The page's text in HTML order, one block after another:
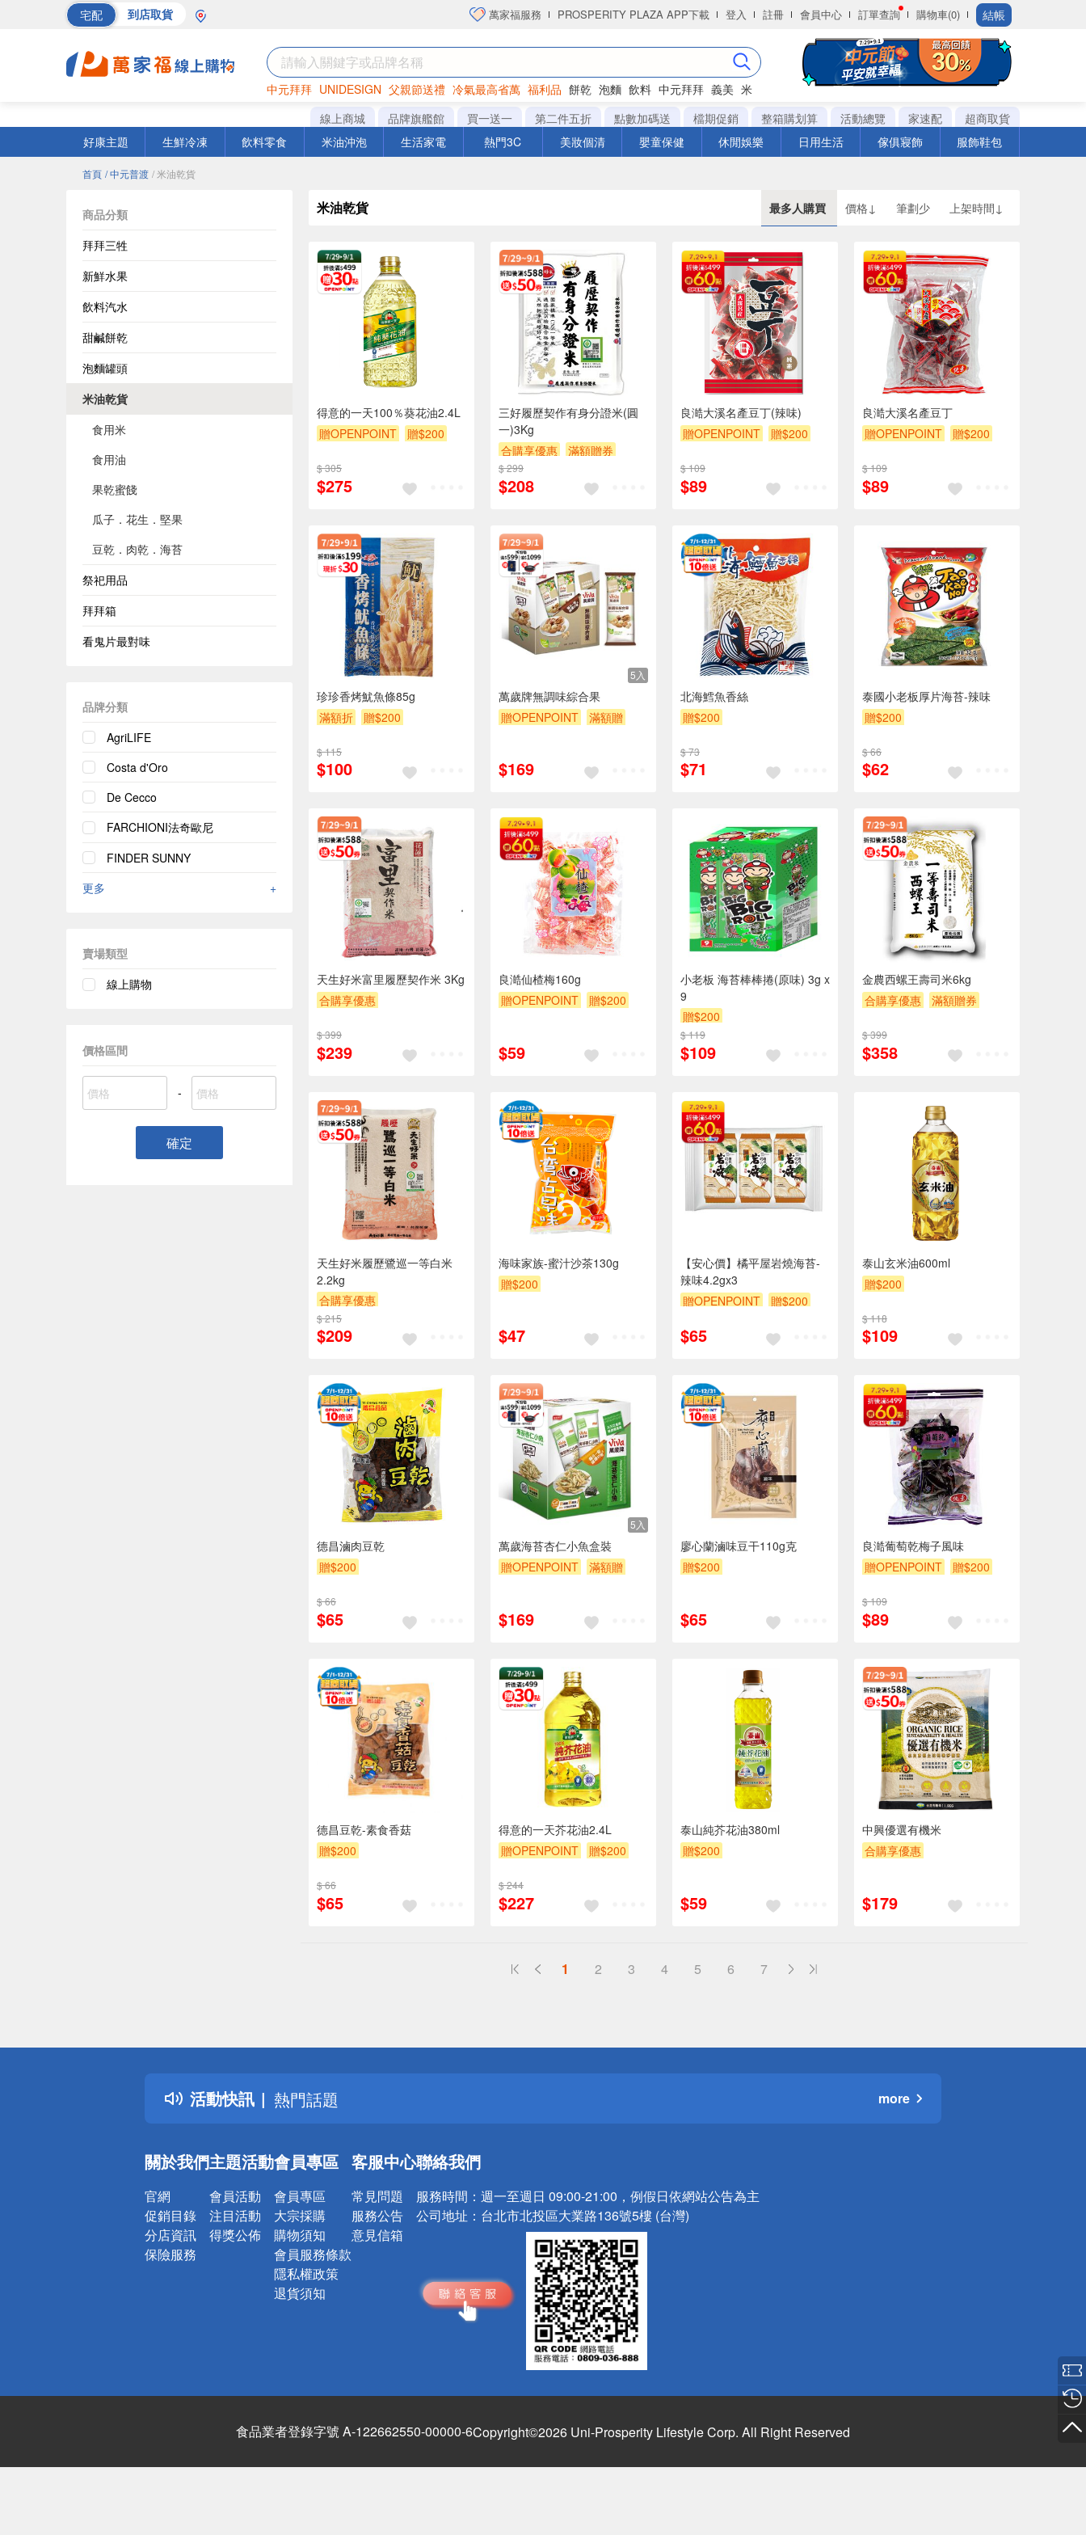
宅配 到店取貨 萬家福服務 PROSPERITY PLAZA APP下載 登入 註冊 會員中心 訂單查詢 購物車(0) 結帳
中元拜拜 UNIDESIGN 父親節送禮 冷氣最高省萬 福利品 餅乾 泡麵 飲料 中元拜拜 義美 米
罐頭 海苔 洋芋片
線上商城 品牌旗艦館 買一送一 第二件五折 點數加碼送 檔期促銷 整箱購划算 活動總覽 家速配
超商取貨
好康主題
生鮮冷凍 飲料零食 米油沖泡 生活家電 熱門3C 美妝個清 嬰童保健 休閒娛樂 日用生活 傢俱寢飾 服飾鞋包
首頁 / 中元普渡 / 米油乾貨
商品分類
拜拜三牲
新鮮水果
飲料汽水
甜鹹餅乾
泡麵罐頭
米油乾貨
食用米
食用油
果乾蜜餞
瓜子．花生．堅果
豆乾．肉乾．海苔
祭祀用品
拜拜箱
看鬼片最對味
品牌分類
AgriLIFE
Costa d'Oro
De Cecco
FARCHIONI法奇歐尼
FINDER SUNNY
更多
+
賣場類型
線上購物
價格區間
-
確定
米油乾貨 最多人購買 價格↓ 筆劃少 上架時間↓
得意的一天100％葵花油2.4L
贈OPENPOINT
贈$200
$ 305
$275
三好履歷契作有身分證米(圓
一)3Kg
合購享優惠
滿額贈券
贈$200
$ 299
$208
良澔大溪名產豆丁(辣味)
贈OPENPOINT
贈$200
$ 109
$89
良澔大溪名產豆丁
贈OPENPOINT
贈$200
$ 109
$89
珍珍香烤魷魚條85g
滿額折
贈$200
$ 115
$100
5入
萬歲牌無調味綜合果
贈OPENPOINT
滿額贈
$169
北海鱈魚香絲
贈$200
$ 73
$71
泰國小老板厚片海苔-辣味
贈$200
$ 66
$62
天生好米富里履歷契作米 3Kg
合購享優惠
贈$200
$ 399
$239
良澔仙楂梅160g
贈OPENPOINT
贈$200
$59
小老板 海苔棒棒捲(原味) 3g x
9
贈$200
$ 119
$109
金農西螺王壽司米6kg
合購享優惠
滿額贈券
$ 399
$358
天生好米履歷鷺巡一等白米
2.2kg
合購享優惠
贈OPENPOINT
贈$200
$ 215
$209
海味家族-蜜汁沙茶130g
贈$200
$47
【安心價】橘平屋岩燒海苔-
辣味4.2gx3
贈OPENPOINT
贈$200
$65
泰山玄米油600ml
贈$200
$ 118
$109
德昌滷肉豆乾
贈$200
$ 66
$65
5入
萬歲海苔杏仁小魚盒裝
贈OPENPOINT
滿額贈
$169
廖心蘭滷味豆干110g克
贈$200
$65
良澔葡萄乾梅子風味
贈OPENPOINT
贈$200
$ 109
$89
德昌豆乾-素食香菇
贈$200
$ 66
$65
得意的一天芥花油2.4L
贈OPENPOINT
贈$200
$ 244
$227
泰山純芥花油380ml
贈$200
$59
中興優選有機米
合購享優惠
$179
1 2 3 4 5 6 7
活動快訊
詐騙網頁！請小心！
得獎公告
熱門話題
銀行優惠
詐騙網頁！請小心！
more
關於我們
官網
促銷目錄
分店資訊
保險服務
主題活動
會員活動
注目活動
得獎公佈
會員專區
會員專區
大宗採購
購物須知
會員服務條款
隱私權政策
退貨須知
客服中心
常見問題
服務公告
意見信箱
聯絡我們
服務時間： 週一至週日 09:00-21:00，例假日依網站公告為主
公司地址： 台北市北投區大業路136號5樓 (台灣)
食品業者登錄字號 A-122662550-00000-6Copyright©2026 Uni-Prosperity Lifestyle Corp. All Right Reserved